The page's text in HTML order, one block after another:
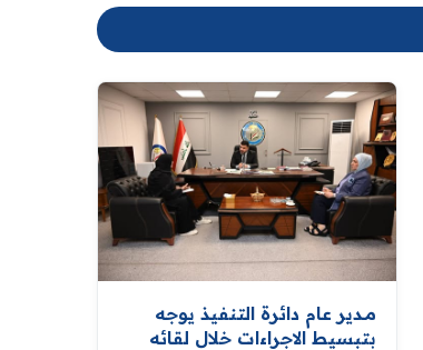
مــدير عام دائرة التنفيذ يوجه
بتبسيط الاجراءات خلال لقائه